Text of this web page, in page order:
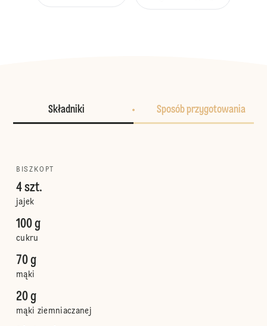
Składniki Sposób przygotowania
BISZKOPT
4 szt.
jajek
100 g
cukru
70 g
mąki
20 g
mąki ziemniaczanej